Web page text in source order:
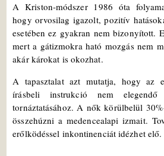
A Kriston-módszer 1986 óta
hogy orvosilag igazolt, pozitív
esetében ez gyakran nem bizonyított.
mert a gátizmokra ható mozgás nem
akár károkat is okozhat.
A tapasztalat azt mutatja, hogy az
írásbeli instrukció nem
tornáztatásához. A nők körülbelül
összehúzni a medencealapi izmait.
erőlködéssel inkontinenciát idézhet